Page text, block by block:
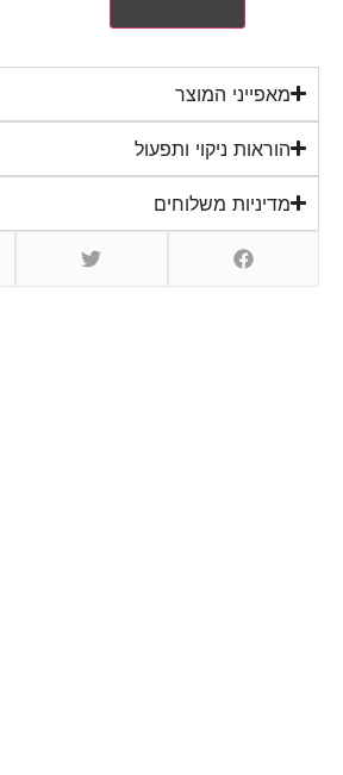
מאפייני המוצר
הוראות ניקוי ותפעול
מדיניות משלוחים